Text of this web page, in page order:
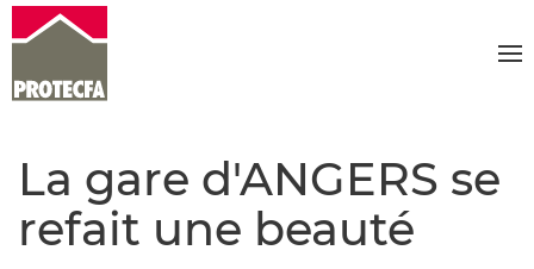
La gare d'ANGERS se
refait une beauté